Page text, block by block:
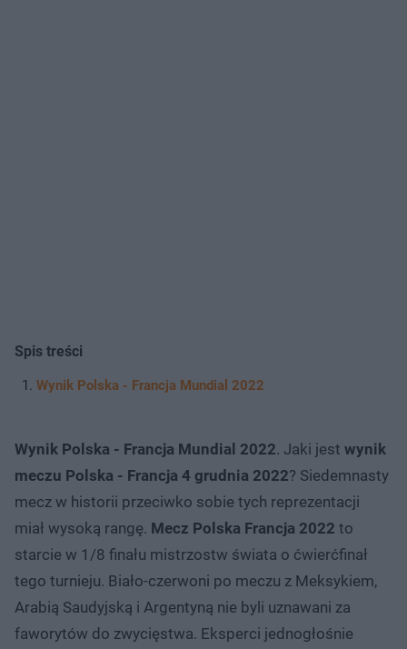
Spis treści
Wynik Polska - Francja Mundial 2022
Wynik Polska - Francja Mundial 2022. Jaki jest wynik
meczu Polska - Francja 4 grudnia 2022? Siedemnasty
mecz w historii przeciwko sobie tych reprezentacji
miał wysoką rangę. Mecz Polska Francja 2022 to
starcie w 1/8 finału mistrzostw świata o ćwierćfinał
tego turnieju. Biało-czerwoni po meczu z Meksykiem,
Arabią Saudyjską i Argentyną nie byli uznawani za
faworytów do zwycięstwa. Eksperci jednogłośnie